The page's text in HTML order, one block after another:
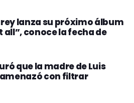
lanza su próximo álbum
all”, conoce la fecha de
que la madre de Luis
con filtrar